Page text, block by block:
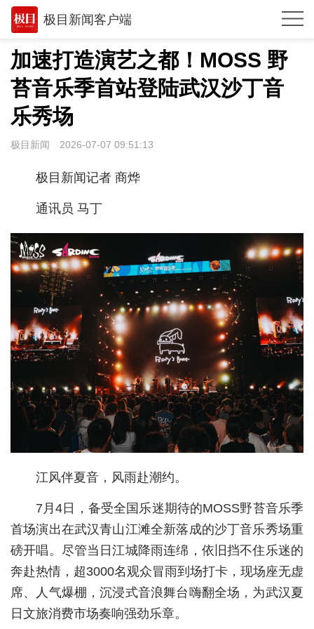
极目新闻客户端
推荐
体育
观点
时政
环球
专题
极客圈
经济
科教
健康
悠游
相亲
汽车
房产
消费
创意
加速打造演艺之都！MOSS 野
苔音乐季首站登陆武汉沙丁音
乐秀场
极目新闻 2026-07-07 09:51:13
极目新闻记者 商烨
通讯员 马丁
江风伴夏音，风雨赴潮约。
7月4日，备受全国乐迷期待的MOSS野苔音乐季
首场演出在武汉青山江滩全新落成的沙丁音乐秀场重
磅开唱。尽管当日江城降雨连绵，依旧挡不住乐迷的
奔赴热情，超3000名观众冒雨到场打卡，现场座无虚
席、人气爆棚，沉浸式音浪舞台嗨翻全场，为武汉夏
日文旅消费市场奏响强劲乐章。